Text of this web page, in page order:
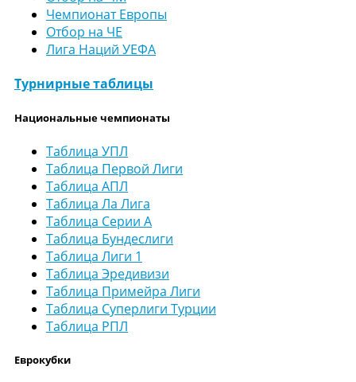
Чемпионат Европы
Отбор на ЧЕ
Лига Наций УЕФА
Турнирные таблицы
Национальные чемпионаты
Таблица УПЛ
Таблица Первой Лиги
Таблица АПЛ
Таблица Ла Лига
Таблица Серии А
Таблица Бундеслиги
Таблица Лиги 1
Таблица Эредивизи
Таблица Примейра Лиги
Таблица Суперлиги Турции
Таблица РПЛ
Еврокубки